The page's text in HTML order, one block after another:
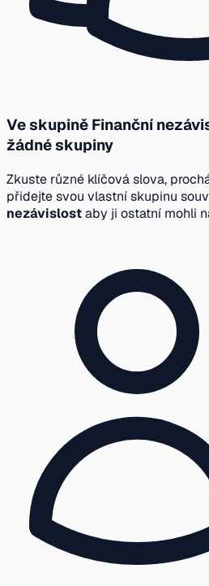
Ve skupině Finanční
žádné skupiny
Zkuste různé klíčová slova,
přidejte svou vlastní skupinu
nezávislostaby ji ostatní mohli